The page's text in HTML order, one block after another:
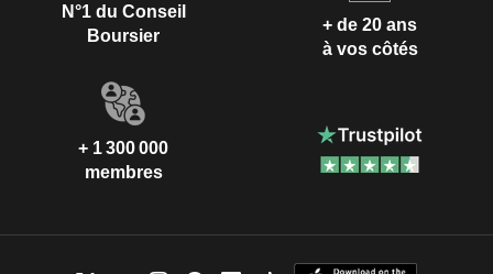
N°1 du Conseil
Boursier
+ de 20 ans
à vos côtés
+ 1 300 000
membres